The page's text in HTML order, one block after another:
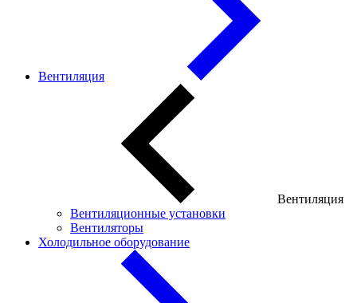
Вентиляция
Вентиляция
Вентиляционные установки
Вентиляторы
Холодильное оборудование